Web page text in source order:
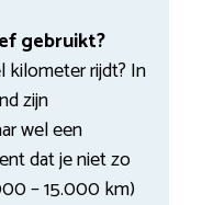
gebruikt?
kilometer rijdt? In
zijn
wel een
dat je niet zo
– 15.000 km)